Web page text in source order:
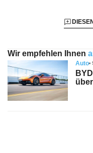
Wir empfehlen Ihnen
Auto